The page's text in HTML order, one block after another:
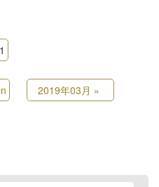
2019年03月 »